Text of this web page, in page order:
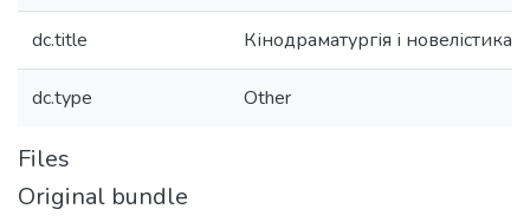
dc.title Кінодраматургія і новелістика
dc.type Other
Files
Original bundle